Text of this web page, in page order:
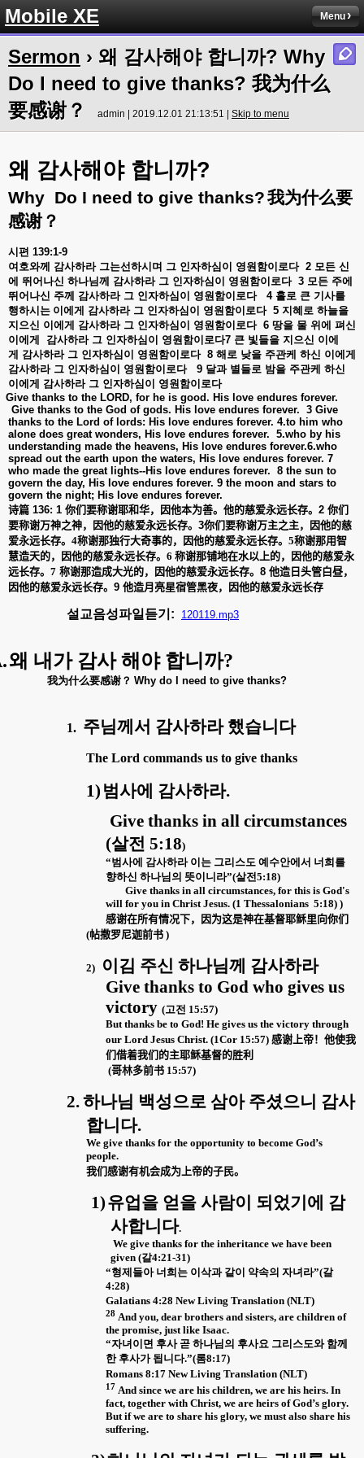
Mobile XE Menu
Sermon › 왜 감사해야 합니까? Why
Do I need to give thanks? 我为什么
要感谢？
admin | 2019.12.01 21:13:51 | Skip to menu
왜 감사해야 합니까?
Why Do I need to give thanks?我为什么要
感谢？
시편 139:1-9
여호와께 감사하라 그는선하시며 그 인자하심이 영원함이로다 2 모든 신
에 뛰어나신 하나님께 감사하라 그 인자하심이 영원함이로다 3 모든 주에
뛰어나신 주께 감사하라 그 인자하심이 영원함이로다 4 홀로 큰 기사를
행하시는 이에게 감사하라 그 인자하심이 영원함이로다 5 지혜로 하늘을
지으신 이에게 감사하라 그 인자하심이 영원함이로다 6 땅을 물 위에 펴신
이에게
감사하라 그 인자하심이 영원함이로다7 큰 빛들을 지으신 이에
게 감사하라 그 인자하심이 영원함이로다 8 해로 낮을 주관케 하신 이에게
감사하라 그 인자하심이 영원함이로다 9 달과 별들로 밤을 주관케 하신
이에게 감사하라 그 인자하심이
영원함이로다
Give thanks to the LORD, for he is good. His love endures forever.
Give thanks to the God of gods. His love endures forever. 3 Give
thanks to the Lord of lords: His love endures forever. 4.to him who
alone does great wonders, His love endures forever. 5.who by his
understanding made the heavens, His love endures forever.6.who
spread out the earth upon the waters, His love endures forever. 7
who made the great lights--His love endures forever. 8 the sun to
govern the day, His love endures forever. 9 the moon and stars to
govern the night; His love endures forever.
诗篇 136: 1 你们要称谢耶和华，因他本为善。他的慈爱永远长存。 2 你们
要称谢万神之神，因他的慈爱永远长存。 3你们要称谢万主之主，因他的慈
爱永远长存。 4称谢那独行大奇事的，因他的慈爱永远长存。 5称谢那用智
慧造天的，因他的慈爱永远长存。 6 称谢那铺地在水以上的，因他的慈爱永
远长存。 7 称谢那造成大光的，因他的慈爱永远长存。 8 他造日 头管白昼，
因他的慈爱永远长存。 9 他造月亮星宿管黑夜，因他的慈爱永远长存
설교음성파일듣기: 120119.mp3
왜 내가 감사 해야 합니까?
我为什么要感谢 ？ Why do I need to give thanks?
1. 주님께서 감사하라 했습니다
The Lord commands us to give thanks
1) 범사에 감사하라.
Give thanks in all circumstances
(살전 5:18)
“범사에 감사하라 이는 그리스도 예수안에서 너희를
향하신 하나님의 뜻이니라”(살전5:18)
Give thanks in all circumstances, for this is God's
will for you in Christ Jesus. (1 Thessalonians 5:18) )
感谢在所有情况下，因为这是神在基督耶稣里向你们
(帖撒罗尼迦前书 )
2)
이김 주신 하나님께 감사하라
Give thanks to God who gives us
victory (고전 15:57)
But thanks be to God! He gives us the victory through
our Lord Jesus Christ. (1Cor 15:57) 感谢上帝！ 他使我
们借着我们的主耶稣基督的胜利
(哥林多前书 15:57)
2.하나님 백성으로 삼아 주셨으니 감사
합니다.
We give thanks for the opportunity to become God’s
people.
我们感谢有机会成为 上帝的子民。
1)유업을 얻을 사람이 되었기에 감
사합니다.
We give thanks for the inheritance we have been
given (갈4:21-31)
“형제들아 너희는 이삭과 같이 약속의 자녀라”(갈
4:28)
Galatians 4:28 New Living Translation (NLT)
28 And you, dear brothers and sisters, are children of
the promise, just like Isaac.
“자녀이면 후사 곧 하나님의 후사요 그리스도와 함께
한 후사가 됩니다.”(롬8:17)
Romans 8:17 New Living Translation (NLT)
17 And since we are his children, we are his heirs. In
fact, together with Christ, we are heirs of God’s glory.
But if we are to share his glory, we must also share his
suffering.